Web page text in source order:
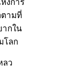
งการ
ตามที่
ากใน
โลก
ลว